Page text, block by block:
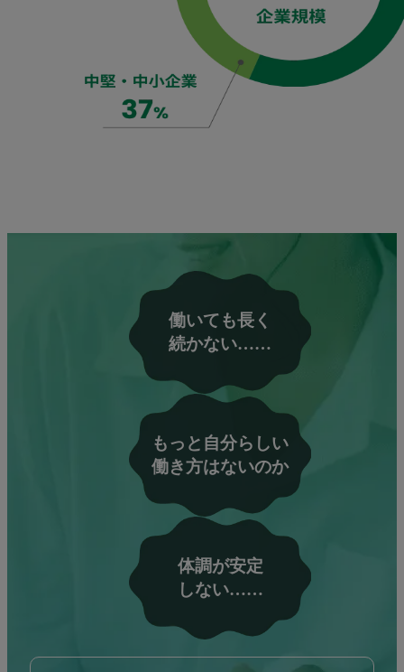
働いても長く
続かない……
もっと自分らしい
働き方はないのか
体調が安定
しない……